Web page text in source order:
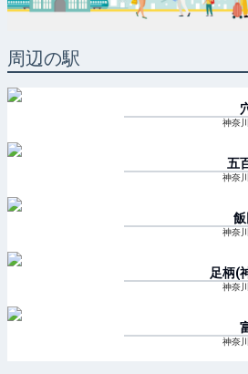
周辺の駅
神奈
五
神奈
飯
神奈
足柄(
神奈
神奈